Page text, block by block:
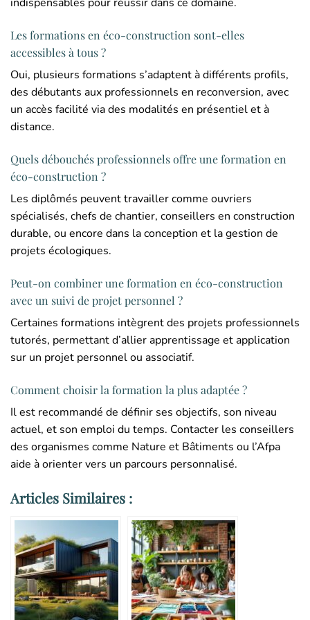
indispensables pour réussir dans ce domaine.
Les formations en éco-construction sont-elles
accessibles à tous ?
Oui, plusieurs formations s’adaptent à différents profils,
des débutants aux professionnels en reconversion, avec
un accès facilité via des modalités en présentiel et à
distance.
Quels débouchés professionnels offre une formation en
éco-construction ?
Les diplômés peuvent travailler comme ouvriers
spécialisés, chefs de chantier, conseillers en construction
durable, ou encore dans la conception et la gestion de
projets écologiques.
Peut-on combiner une formation en éco-construction
avec un suivi de projet personnel ?
Certaines formations intègrent des projets professionnels
tutorés, permettant d’allier apprentissage et application
sur un projet personnel ou associatif.
Comment choisir la formation la plus adaptée ?
Il est recommandé de définir ses objectifs, son niveau
actuel, et son emploi du temps. Contacter les conseillers
des organismes comme Nature et Bâtiments ou l’Afpa
aide à orienter vers un parcours personnalisé.
Articles Similaires :